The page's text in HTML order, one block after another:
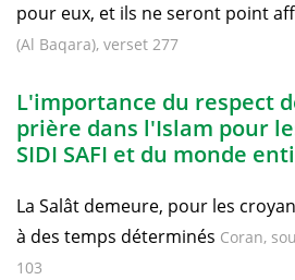
pour eux, et ils ne seront point
(Al Baqara), verset 277
L'importance du respect
prière dans l'Islam pour
SIDI SAFI et du monde
La Salât demeure, pour les
à des temps déterminés Coran,
103